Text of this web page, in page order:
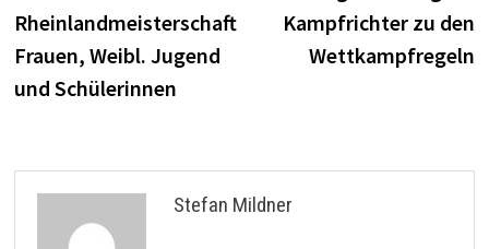
Rheinlandmeisterschaft
Frauen, Weibl. Jugend
und Schülerinnen
Kampfrichter zu den
Wettkampfregeln
Stefan Mildner